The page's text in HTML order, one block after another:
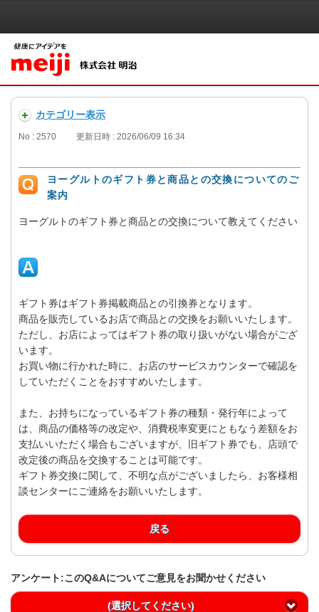
カテゴリー表示
No : 2570 更新日時 : 2026/06/09 16:34
ヨーグルトのギフト券と商品との交換についてのご
案内
ヨーグルトのギフト券と商品との交換について教えてください
ギフト券はギフト券掲載商品との引換券となります。
商品を販売しているお店で商品との交換をお願いいたします。
ただし、お店によってはギフト券の取り扱いがない場合がござ
います。
お買い物に行かれた時に、お店のサービスカウンターで確認を
していただくことをおすすめいたします。
また、お持ちになっているギフト券の種類・発行年によって
は、商品の価格等の改定や、消費税率変更にともなう差額をお
支払いいただく場合もございますが、旧ギフト券でも、店頭で
改定後の商品を交換することは可能です。
ギフト券交換に関して、不明な点がございましたら、お客様相
談センターにご連絡をお願いいたします。
戻る
アンケート:このQ&Aについてご意見をお聞かせください
(選択してください)